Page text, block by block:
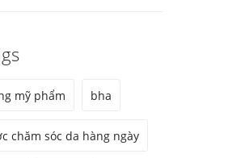
mỹ phẩm bha
chăm sóc da hàng ngày